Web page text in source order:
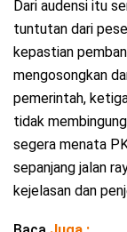
Dari audensi itu
tuntutan dari
kepastian
mengosongkan
pemerintah,
tidak
segera menata
sepanjang jalan
kejelasan dan